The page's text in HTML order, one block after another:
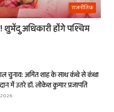
राजनीतिक
अधिकारी होंगे पश्चिम
चुनाव: अमित शाह के साथ कंधे से कंधा
में उतरे डॉ. लोकेश कुमार प्रजापति